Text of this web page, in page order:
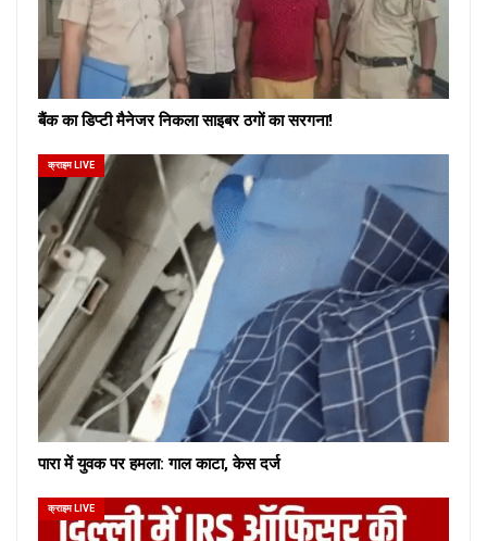
बैंक का डिप्टी मैनेजर निकला साइबर ठगों का सरगना!
क्राइम LIVE
पारा में युवक पर हमला: गाल काटा, केस दर्ज
क्राइम LIVE